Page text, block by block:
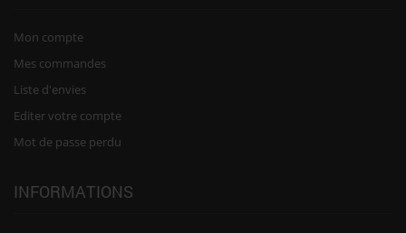
Mon compte
Mes commandes
Liste d'envies
Editer votre compte
Mot de passe perdu
INFORMATIONS